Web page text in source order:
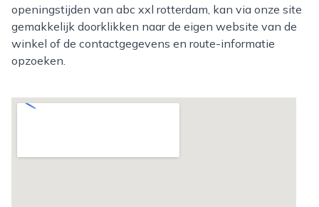
openingstijden van abc xxl rotterdam, kan via onze site
gemakkelijk doorklikken naar de eigen website van de
winkel of de contactgegevens en route-informatie
opzoeken.